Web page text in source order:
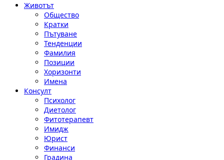
Животът
Общество
Кратки
Пътуване
Тенденции
Фамилия
Позиции
Хоризонти
Имена
Консулт
Психолог
Диетолог
Фитотерапевт
Имидж
Юрист
Финанси
Градина